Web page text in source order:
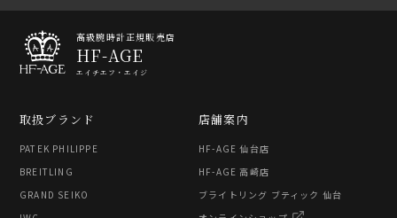
高級腕時計正規販売店
HF-AGE
エイチエフ・エイジ
取扱ブランド
PATEK PHILIPPE
BREITLING
GRAND SEIKO
店舗案内
HF-AGE 仙台店
HF-AGE 高崎店
ブライトリング ブティック 仙台